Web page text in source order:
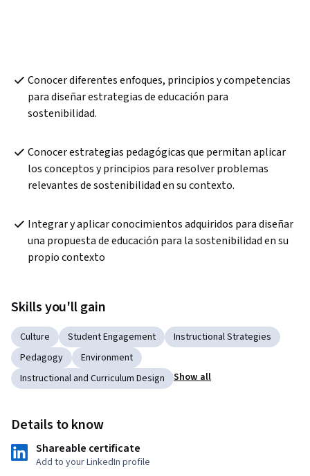
Conocer diferentes enfoques, principios y competencias
para diseñar estrategias de educación para
sostenibilidad.
Conocer estrategias pedagógicas que permitan aplicar
los conceptos y principios para resolver problemas
relevantes de sostenibilidad en su contexto.
Integrar y aplicar conocimientos adquiridos para diseñar
una propuesta de educación para la sostenibilidad en su
propio contexto
Skills you'll gain
Culture Student Engagement
Instructional Strategies
Pedagogy
Environment
Instructional and Curriculum Design
Show all
Details to know
Shareable certificate
Add to your LinkedIn profile